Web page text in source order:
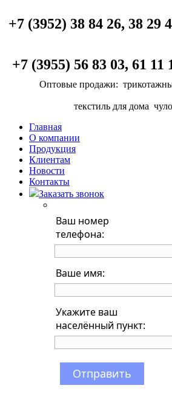
+7 (3952) 38 84 26, 38 29
+7 (3955) 56 83 03, 61 11
Оптовые продажи:
текстиль для дома
Главная
О компании
Продукция
Клиентам
Новости
Контакты
Заказать звонок
Ваш номер
телефона:
Ваше имя:
Укажите ваш
населённый пункт:
Отправить